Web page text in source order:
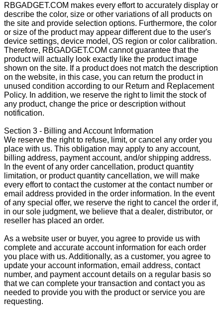
RBGADGET.COM makes every effort to accurately display or
describe the color, size or other variations of all products on
the site and provide selection options. Furthermore, the color
or size of the product may appear different due to the user's
device settings, device model, OS region or color calibration.
Therefore, RBGADGET.COM cannot guarantee that the
product will actually look exactly like the product image
shown on the site. If a product does not match the description
on the website, in this case, you can return the product in
unused condition according to our Return and Replacement
Policy. In addition, we reserve the right to limit the stock of
any product, change the price or description without
notification.
Section 3 - Billing and Account Information
We reserve the right to refuse, limit, or cancel any order you
place with us. This obligation may apply to any account,
billing address, payment account, and/or shipping address.
In the event of any order cancellation, product quantity
limitation, or product quantity cancellation, we will make
every effort to contact the customer at the contact number or
email address provided in the order information. In the event
of any special offer, we reserve the right to cancel the order if,
in our sole judgment, we believe that a dealer, distributor, or
reseller has placed an order.
As a website user or buyer, you agree to provide us with
complete and accurate account information for each order
you place with us. Additionally, as a customer, you agree to
update your account information, email address, contact
number, and payment account details on a regular basis so
that we can complete your transaction and contact you as
needed to provide you with the product or service you are
requesting.